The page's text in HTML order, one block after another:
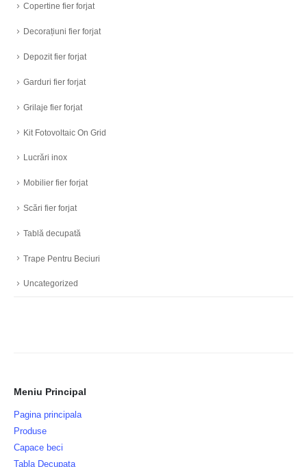
Copertine fier forjat
Decorațiuni fier forjat
Depozit fier forjat
Garduri fier forjat
Grilaje fier forjat
Kit Fotovoltaic On Grid
Lucrări inox
Mobilier fier forjat
Scări fier forjat
Tablă decupată
Trape Pentru Beciuri
Uncategorized
Meniu Principal
Pagina principala
Produse
Capace beci
Tabla Decupata